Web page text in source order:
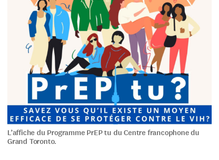
L’affiche du Programme PrEP tu du Centre francophone du
Grand Toronto.